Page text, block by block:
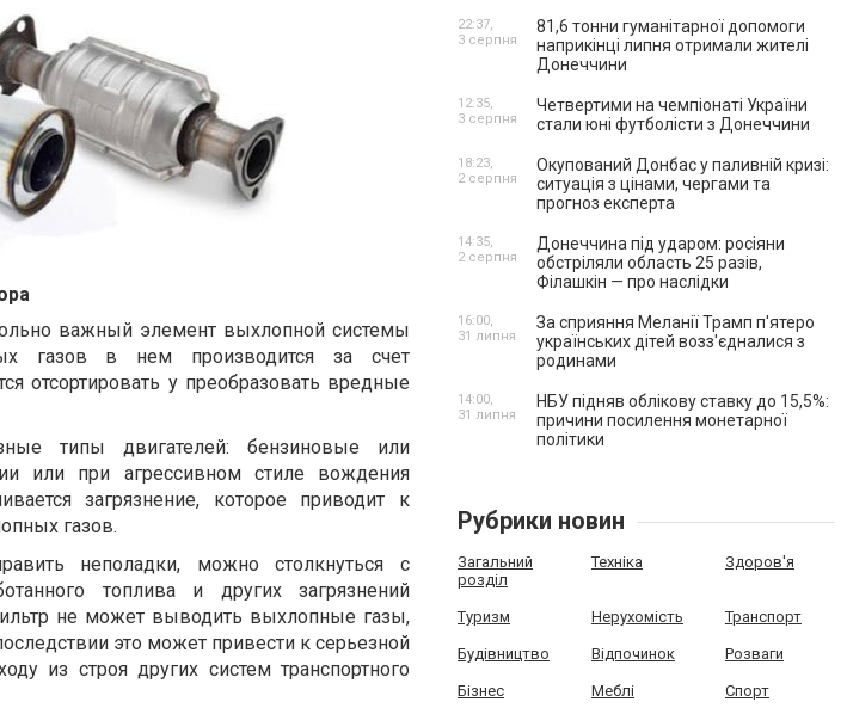
важный элемент выхлопной системы
газов в нем производится за счет
отсортировать у преобразовать вредные
типы двигателей: бензиновые или
или при агрессивном стиле вождения
загрязнение, которое приводит к
газов.
неполадки, можно столкнуться с
топлива и других загрязнений
не может выводить выхлопные газы,
это может привести к серьезной
из строя других систем транспортного
81,6 тонни гуманітарної допомоги
наприкінці липня отримали жителі
Донеччини
22:37,
3 серпня
Четвертими на чемпіонаті України
стали юні футболісти з Донеччини
12:35,
3 серпня
Окупований Донбас у паливній кризі:
ситуація з цінами, чергами та
прогноз експерта
18:23,
2 серпня
Донеччина під ударом: росіяни
обстріляли область 25 разів,
Філашкін — про наслідки
14:35,
2 серпня
За сприяння Меланії Трамп п'ятеро
українських дітей возз'єдналися з
родинами
16:00,
31 липня
НБУ підняв облікову ставку до 15,5%:
причини посилення монетарної
політики
14:00,
31 липня
Рубрики новин
Загальний
розділ
Техніка Здоров'я
Туризм Нерухомість Транспорт
Будівництво Відпочинок Розваги
Бізнес Меблі Спорт